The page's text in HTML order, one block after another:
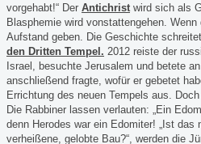
vorgehabt!“ Der Antichrist wird sich als
Blasphemie wird vonstattengehen.
Aufstand geben. Die Geschichte
den Dritten Tempel. 2012 reiste der
Israel, besuchte Jerusalem und betete
anschließend fragte, wofür er gebetet
Errichtung des neuen Tempels aus.
Die Rabbiner lassen verlauten: „Ein
denn Herodes war ein Edomiter! „Ist das
verheißene, gelobte Bau?“, werden die